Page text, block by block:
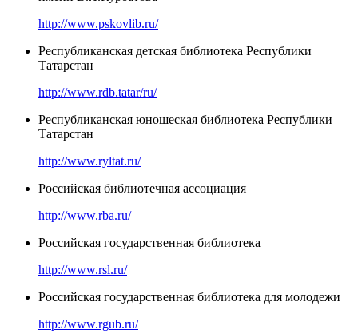
http://www.pskovlib.ru/
Республиканская детская библиотека Республики
Татарстан
http://www.rdb.tatar/ru/
Республиканская юношеская библиотека Республики
Татарстан
http://www.ryltat.ru/
Российская библиотечная ассоциация
http://www.rba.ru/
Российская государственная библиотека
http://www.rsl.ru/
Российская государственная библиотека для молодежи
http://www.rgub.ru/